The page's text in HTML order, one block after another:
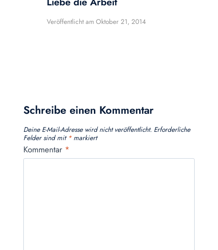
Veröffentlicht am Oktober 21, 2014
Schreibe einen Kommentar
Deine E-Mail-Adresse wird nicht veröffentlicht. Erforderliche
Felder sind mit *markiert
Kommentar *